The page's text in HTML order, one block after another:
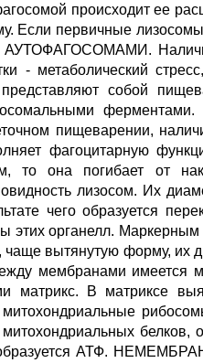
происходит ее
Если первичные
- метаболический
собой
ферментами.
пищеварении,
фагоцитарную
то она погибает от
лизосом. Их
чего образуется
этих органелл.
вытянутую форму, их
мембранами имеется
матрикс. В матриксе
митохондриальные
белков,
образуется АТФ.